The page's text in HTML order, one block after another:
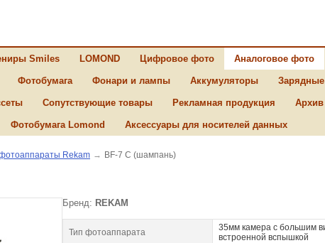
Smiles LOMOND Цифровое фото Аналоговое фото
Фотобумага Фонари и лампы Аккумуляторы Зарядные
Сопутствующие товары Рекламная продукция
Фотобумага Lomond Аксессуары для носителей данных
Rekam → BF-7 С (шампань)
Бренд: REKAM
Тип фотоаппарата
35мм камера с большим
встроенной вспышкой